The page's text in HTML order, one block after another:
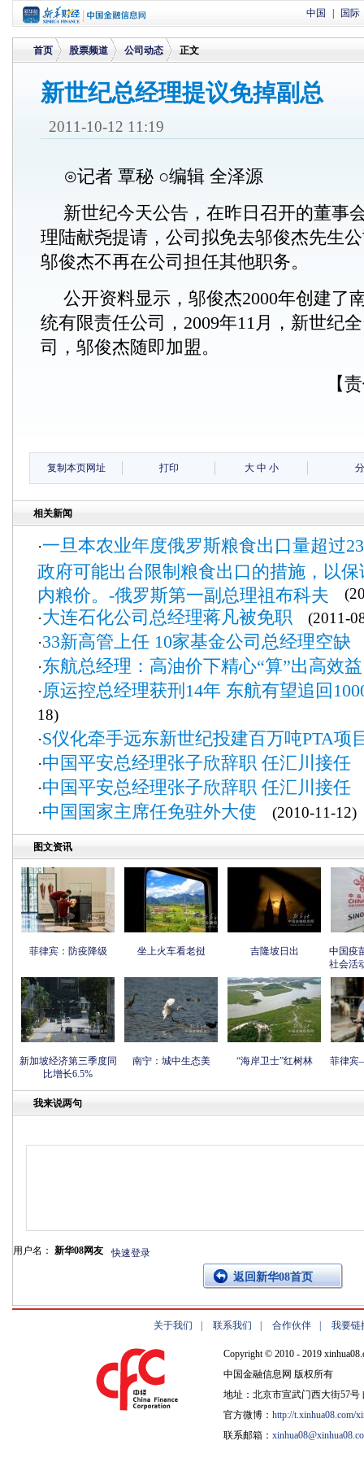
中国 国际
首页
>
股票频道
>
公司动态 正文
新世纪总经理提议免掉副总
2011-10-12 11:19
⊙记者 覃秘 ○编辑 全泽源
新世纪今天公告，在昨日召开的董事
理陆献尧提请，公司拟免去邬俊杰先生
邬俊杰不再在公司担任其他职务。
公开资料显示，邬俊杰2000年创建了
统有限责任公司，2009年11月，新世纪
司，邬俊杰随即加盟。
【
复制本页网址 打印 大 中 小
相关新闻
·一旦本农业年度俄罗斯粮食出口量超过
政府可能出台限制粮食出口的措施，以
内粮价。-俄罗斯第一副总理祖布科夫
·大连石化公司总经理蒋凡被免职 (2011-
·33新高管上任 10家基金公司总经理空缺
·东航总经理：高油价下精心“算”出高效益
·原运控总经理获刑14年 东航有望追回
18)
·S仪化牵手远东新世纪投建百万吨PTA项
·中国平安总经理张子欣辞职 任汇川接任
·中国平安总经理张子欣辞职 任汇川接任
·中国国家主席任免驻外大使 (2010-11-12)
图文资讯
菲律宾：防疫降级 坐上火车看老挝 吉隆坡日出
中国疫
社会活
新加坡经济第三季度同
比增长6.5%
南宁：城中生态美 “海岸卫士”红树林 菲律宾
我来说两句
用户名： 新华08网友 快速登录
返回新华08首页
关于我们 联系我们 合作伙伴 我要链
Copyright © 2010 - 2019
中国金融信息网 版权所有
地址：北京市宣武门西大街57号
官方微博： http://t.xinhua08.com/
联系邮箱：